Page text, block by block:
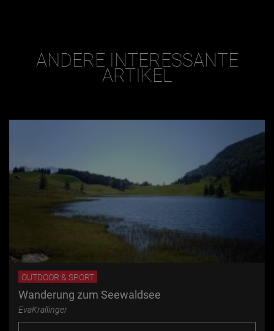
ANDERE INTERESSANTE
ARTIKEL
OUTDOOR & SPORT
Wanderung zum Seewaldsee
EvaKrallinger